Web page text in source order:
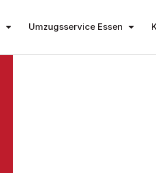
Umzugsservice Essen